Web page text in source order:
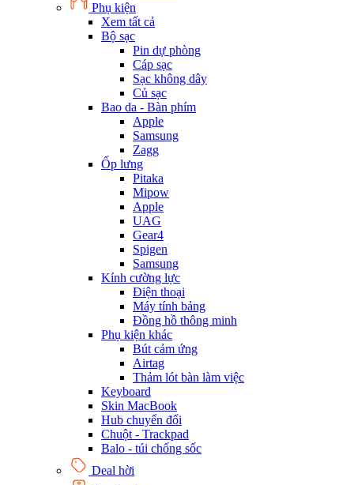
Phụ kiện
Xem tất cả
Bộ sạc
Pin dự phòng
Cáp sạc
Sạc không dây
Củ sạc
Bao da - Bàn phím
Apple
Samsung
Zagg
Ốp lưng
Pitaka
Mipow
Apple
UAG
Gear4
Spigen
Samsung
Kính cường lực
Điện thoại
Máy tính bảng
Đồng hồ thông minh
Phụ kiện khác
Bút cảm ứng
Airtag
Thảm lót bàn làm việc
Keyboard
Skin MacBook
Hub chuyển đổi
Chuột - Trackpad
Balo - túi chống sốc
Deal hời